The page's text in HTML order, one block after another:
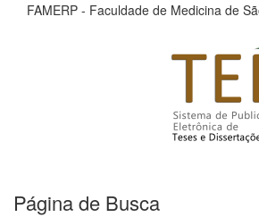
FAMERP - Faculdade de Medicina de
Página de Busca